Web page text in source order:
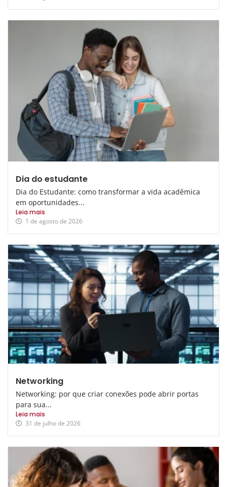
Dia do estudante
Dia do Estudante: como transformar a vida acadêmica
em oportunidades...
Leia mais
1 de agosto de 2026
Networking
Networking: por que criar conexões pode abrir portas
para sua...
Leia mais
31 de julho de 2026